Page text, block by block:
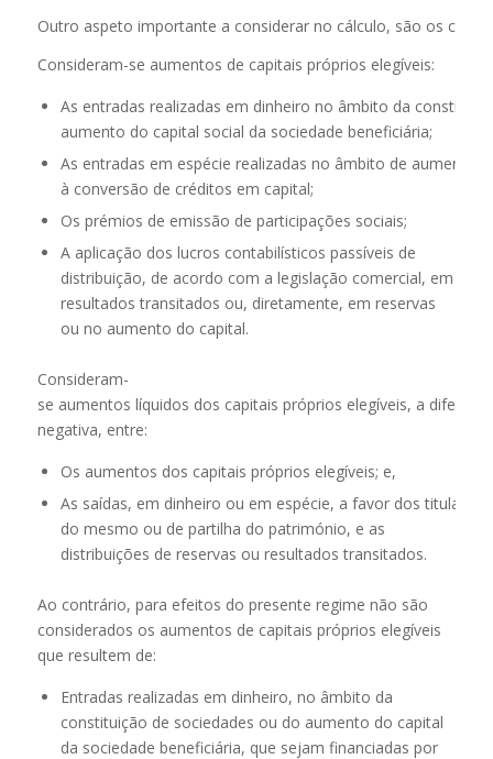
Outro aspeto importante a considerar no cálculo, são os
Consideram-se aumentos de capitais próprios elegíveis:
As entradas realizadas em dinheiro no âmbito da
aumento do capital social da sociedade beneficiária;
As entradas em espécie realizadas no âmbito de aumento
à conversão de créditos em capital;
Os prémios de emissão de participações sociais;
A aplicação dos lucros contabilísticos passíveis de
distribuição, de acordo com a legislação comercial, em
resultados transitados ou, diretamente, em reservas
ou no aumento do capital.
Consideram-
se aumentos líquidos dos capitais próprios elegíveis, a
negativa, entre:
Os aumentos dos capitais próprios elegíveis; e,
As saídas, em dinheiro ou em espécie, a favor dos titulares
do mesmo ou de partilha do património, e as
distribuições de reservas ou resultados transitados.
Ao contrário, para efeitos do presente regime não são
considerados os aumentos de capitais próprios elegíveis
que resultem de:
Entradas realizadas em dinheiro, no âmbito da
constituição de sociedades ou do aumento do capital
da sociedade beneficiária, que sejam financiadas por